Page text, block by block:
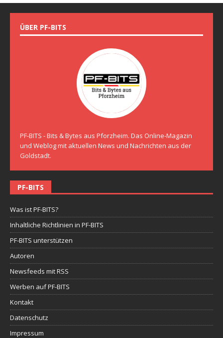
ÜBER PF-BITS
PF-BITS - Bits & Bytes aus Pforzheim. Das Online-Magazin
und Weblog mit aktuellen News und Nachrichten aus der
Goldstadt.
PF-BITS
Was ist PF-BITS?
Inhaltliche Richtlinien in PF-BITS
PF-BITS unterstützen
Autoren
Newsfeeds mit RSS
Werben auf PF-BITS
Kontakt
Datenschutz
Impressum